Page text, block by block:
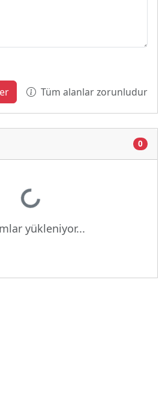
Tüm alanlar zorunludur
0
yükleniyor...